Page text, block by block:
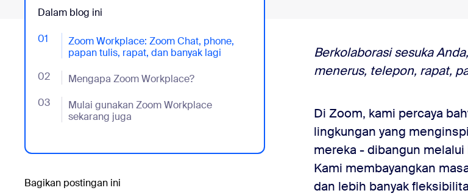
Dalam blog ini
01
Zoom Workplace: Zoom Chat, phone,
papan tulis, rapat, dan banyak lagi
- Jumplink to Zoom Workplace: Zoom Chat, phone, papan tulis, rapat, dan banyak lagi
02 Mengapa Zoom Workplace?
- Jumplink to Mengapa Zoom Workplace?
03
Mulai gunakan Zoom Workplace
sekarang juga
- Jumplink to Mulai gunakan Zoom Workplace sekarang juga
Bagikan postingan ini
Berkolaborasi sesuka
menerus, telepon, rapat,
Di Zoom, kami percaya
lingkungan yang
mereka - dibangun
Kami membayangkan
dan lebih banyak